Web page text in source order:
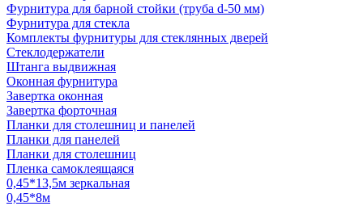
Фурнитура для барной стойки (труба d-50 мм)
Фурнитура для стекла
Комплекты фурнитуры для стеклянных дверей
Стеклодержатели
Штанга выдвижная
Оконная фурнитура
Завертка оконная
Завертка форточная
Планки для столешниц и панелей
Планки для панелей
Планки для столешниц
Пленка самоклеящаяся
0,45*13,5м зеркальная
0,45*8м